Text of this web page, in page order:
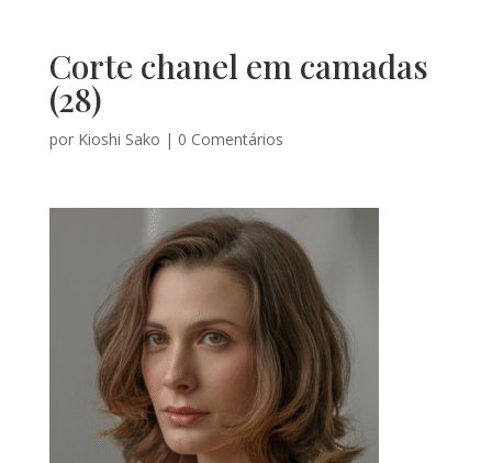
Corte chanel em camadas
(28)
por Kioshi Sako | 0 Comentários